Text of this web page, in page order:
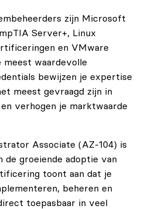
zijn Microsoft
Server+, Linux
en VMware
waardevolle
bewijzen je expertise
meest gevraagd zijn in
verhogen je marktwaarde
Associate (AZ-104) is
de groeiende adoptie van
toont aan dat je
beheren en
toepasbaar in veel